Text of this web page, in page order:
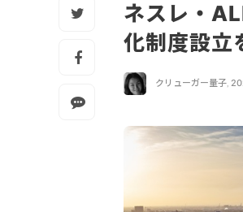
ネスレ・
化制度設立
クリューガー量子,